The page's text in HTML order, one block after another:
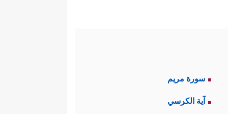
سورة مريم
آية الكرسي